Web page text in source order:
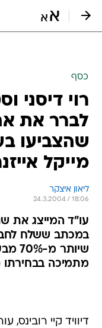
כסף
רוי דיסני
לברר את
שהצביעו
מייקל
ליאון איצקר
24.3.2004 / 18:06
עו"ד המייצג את
במכתב ששלח
מתמיכה בבחירתו
דיוויד קיי רובינס,